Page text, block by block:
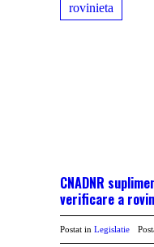
rovinieta
CNADNR
verificare a
Postat in Legislatie